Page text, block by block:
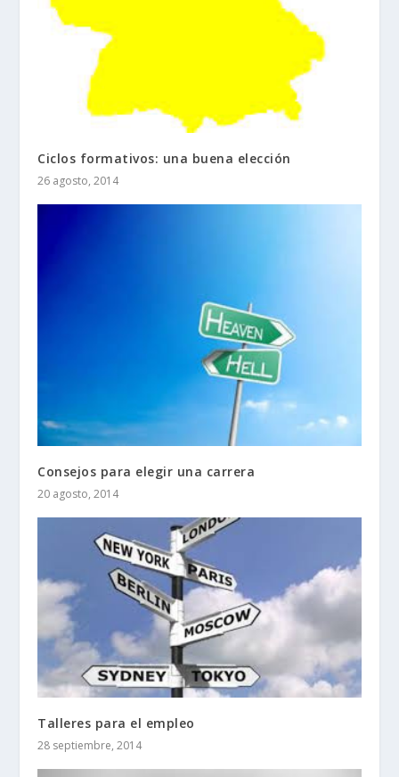
Ciclos formativos: una buena elección
26 agosto, 2014
Consejos para elegir una carrera
20 agosto, 2014
Talleres para el empleo
28 septiembre, 2014